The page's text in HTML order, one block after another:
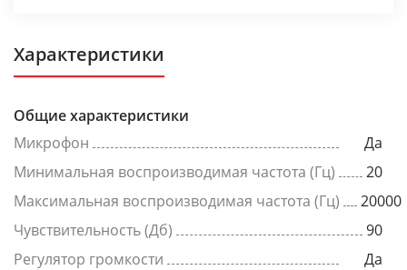
Характеристики
Общие характеристики
Микрофон
Да
Минимальная воспроизводимая частота (Гц)
20
Максимальная воспроизводимая частота (Гц)
20000
Чувствительность (Дб)
90
Регулятор громкости
Да